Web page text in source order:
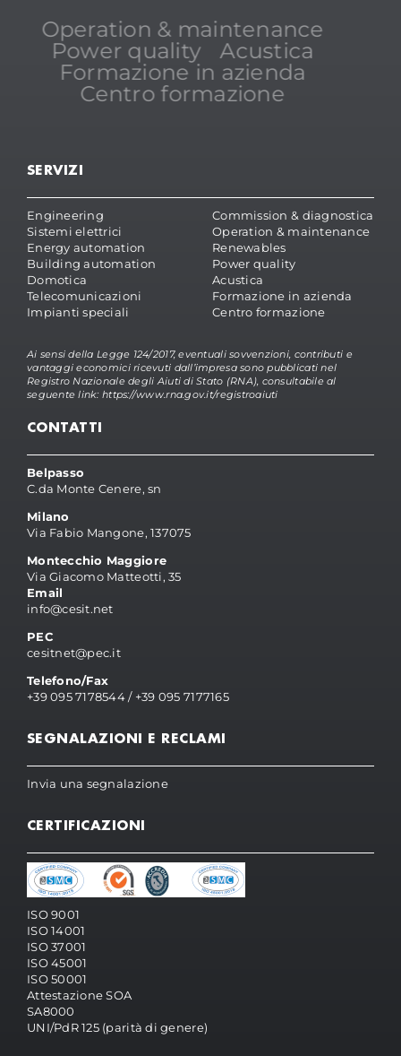
Operation & maintenance
Power quality
Acustica
Formazione in azienda
Centro formazione
SERVIZI
Engineering
Sistemi elettrici
Energy automation
Building automation
Domotica
Telecomunicazioni
Impianti speciali
Commission & diagnostica
Operation & maintenance
Renewables
Power quality
Acustica
Formazione in azienda
Centro formazione
Ai sensi della Legge 124/2017, eventuali sovvenzioni, contributi e
vantaggi economici ricevuti dall’impresa sono pubblicati nel
Registro Nazionale degli Aiuti di Stato (RNA), consultabile al
seguente link:https://www.rna.gov.it/registroaiuti
CONTATTI
Belpasso
C.da Monte Cenere, sn
Milano
Via Fabio Mangone, 137075
Montecchio Maggiore
Via Giacomo Matteotti, 35
Email
info@cesit.net
PEC
cesitnet@pec.it
Telefono/Fax
+39 095 7178544/ +39 095 7177165
SEGNALAZIONI E RECLAMI
Invia una segnalazione
CERTIFICAZIONI
ISO 9001
ISO 14001
ISO 37001
ISO 45001
ISO 50001
Attestazione SOA
SA8000
UNI/PdR 125 (parità di genere)